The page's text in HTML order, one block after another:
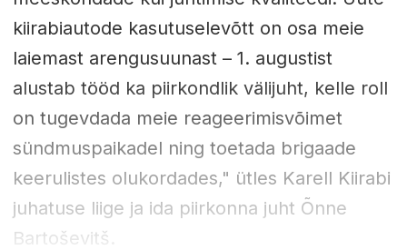
kiirabiautode kasutuselevõtt on osa meie
laiemast arengusuunast – 1. augustist
alustab tööd ka piirkondlik välijuht, kelle roll
on tugevdada meie reageerimisvõimet
sündmuspaikadel ning toetada brigaade
keerulistes olukordades," ütles Karell Kiirabi
juhatuse liige ja ida piirkonna juht Õnne
Bartoševitš.